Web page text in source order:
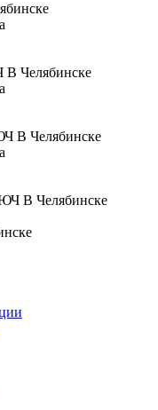
Челябинске
В Челябинске
В Челябинске